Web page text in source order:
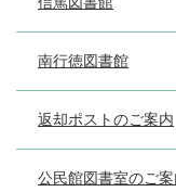
南行徳図書館
返却ポストのご案内
公民館図書室のご案